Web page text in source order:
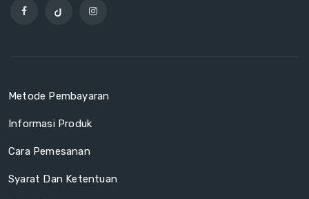
Metode Pembayaran
Informasi Produk
Cara Pemesanan
Syarat Dan Ketentuan